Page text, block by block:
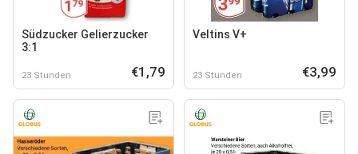
Südzucker Gelierzucker
3:1
23 Stunden €1,79
Veltins V+
23 Stunden €3,99